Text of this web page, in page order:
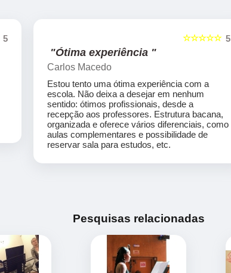
5 5
☆☆☆☆☆
"Ótima experiência "
Carlos Macedo
Estou tento uma ótima experiência com a
escola. Não deixa a desejar em nenhum
sentido: ótimos profissionais, desde a
recepção aos professores. Estrutura bacana,
organizada e oferece vários diferenciais, como
aulas complementares e possibilidade de
reservar sala para estudos, etc.
Pesquisas relacionadas